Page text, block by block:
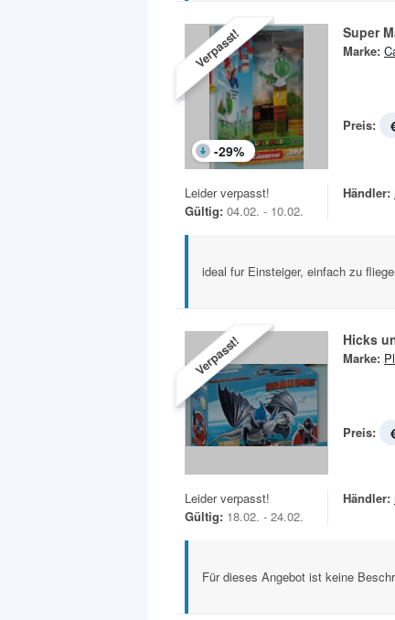
Verpasst!
-29%
Super
Marke:
Preis:
Leider verpasst!
Gültig: 04.02. - 10.02.
Händler:
ideal fur Einsteiger, einfach zu
Verpasst! Hicks
Marke:
Preis:
Leider verpasst!
Gültig: 18.02. - 24.02.
Händler:
Für dieses Angebot ist keine